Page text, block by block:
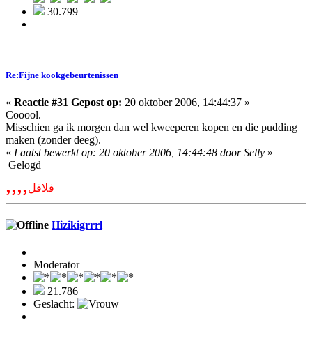
30.799
Re:Fijne kookgebeurtenissen
« Reactie #31 Gepost op: 20 oktober 2006, 14:44:37 »
Cooool.
Misschien ga ik morgen dan wel kweeperen kopen en die pudding
maken (zonder deeg).
« Laatst bewerkt op: 20 oktober 2006, 14:44:48 door Selly »
Gelogd
,,,,فلافل
Hizikigrrrl
Moderator
21.786
Geslacht: